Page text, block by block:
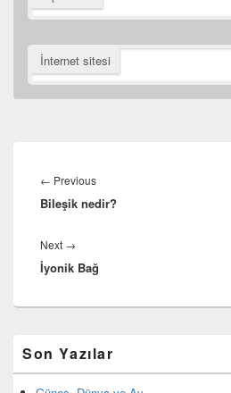
İnternet sitesi
dolaşımı
← PreviousPrevious
post:
Bileşik nedir?
Next →
post:
İyonik Bağ
yan
bar
Son Yazılar